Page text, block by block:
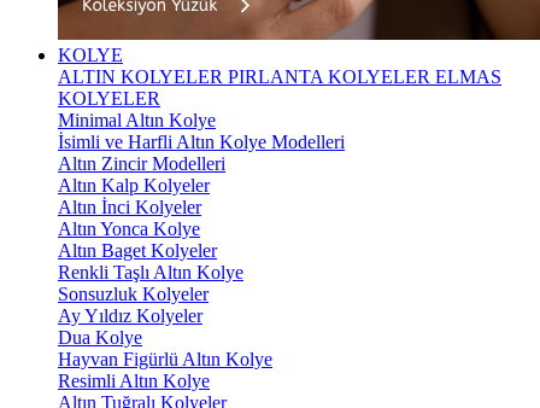
KOLYE
ALTIN KOLYELER PIRLANTA KOLYELER ELMAS
KOLYELER
Minimal Altın Kolye
İsimli ve Harfli Altın Kolye Modelleri
Altın Zincir Modelleri
Altın Kalp Kolyeler
Altın İnci Kolyeler
Altın Yonca Kolye
Altın Baget Kolyeler
Renkli Taşlı Altın Kolye
Sonsuzluk Kolyeler
Ay Yıldız Kolyeler
Dua Kolye
Hayvan Figürlü Altın Kolye
Resimli Altın Kolye
Altın Tuğralı Kolyeler